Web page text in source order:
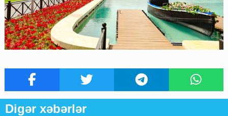
Digər xəbərlər